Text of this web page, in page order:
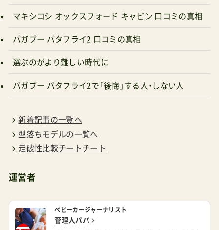
マキシコシ オックスフォード キャビン 口コミの真相
バガブー バタフライ2 口コミの真相
選ぶのがより難しい時代に
バガブー バタフライ2で「後悔」する人・しない人
新着記事の一覧へ
型落ちモデルの一覧へ
走破性比較チートチート
運営者
ベビーカージャーナリスト
管理人パパ